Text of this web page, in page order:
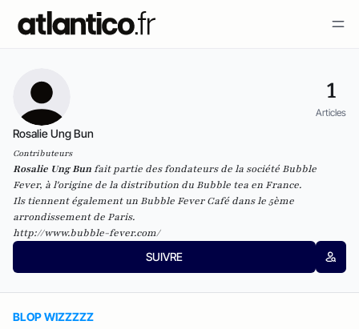
1
Articles
Rosalie Ung Bun
Contributeurs
Rosalie Ung Bunfait partie des fondateurs de la société Bubble
Fever, à l'origine de la distribution du Bubble tea en France.
Ils tiennent également un Bubble Fever Café dans le 5ème
arrondissement de Paris.
http://www.bubble-fever.com/
SUIVRE
BLOP WIZZZZZ